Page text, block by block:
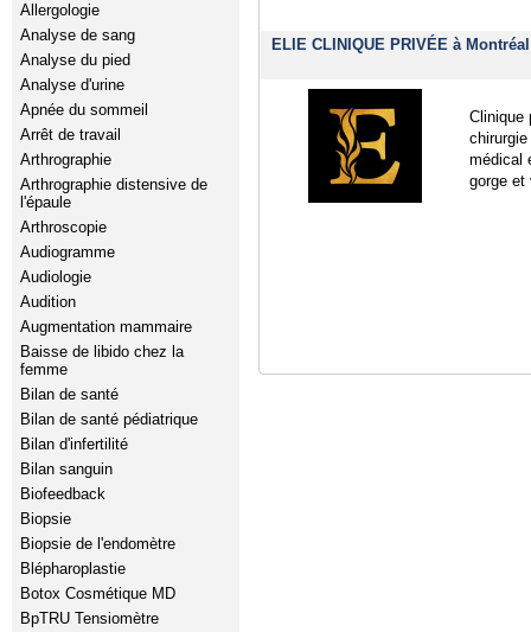
Allergologie
Analyse de sang
Analyse du pied
Analyse d'urine
Apnée du sommeil
Arrêt de travail
Arthrographie
Arthrographie distensive de
l'épaule
Arthroscopie
Audiogramme
Audiologie
Audition
Augmentation mammaire
Baisse de libido chez la
femme
Bilan de santé
Bilan de santé pédiatrique
Bilan d'infertilité
Bilan sanguin
Biofeedback
Biopsie
Biopsie de l'endomètre
Blépharoplastie
Botox Cosmétique MD
BpTRU Tensiomètre
ELIE CLINIQUE PRIVÉE à Montréal
Clinique
médical
gorge et